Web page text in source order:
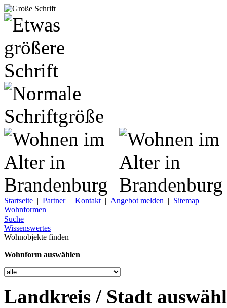
Startseite | Partner| Kontakt | Angebot melden | Sitemap
Wohnformen
Suche
Wissenswertes
Wohnobjekte finden
Wohnform auswählen
Landkreis / Stadt